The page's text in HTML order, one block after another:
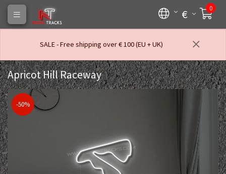
€ 0
SALE - Free shipping over € 100 (EU + UK)
Apricot Hill Raceway
-50%